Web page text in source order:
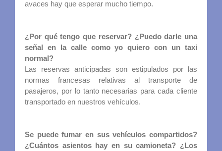
avaces hay que esperar mucho tiempo.
¿Por qué tengo que reservar? ¿Puedo darle una
señal en la calle como yo quiero con un taxi
normal?
Las reservas anticipadas son estipulados por las
normas francesas relativas al transporte de
pasajeros, por lo tanto necesarias para cada cliente
transportado en nuestros vehículos.
Se puede fumar en sus vehículos compartidos?
¿Cuántos asientos hay en su camioneta? ¿Los